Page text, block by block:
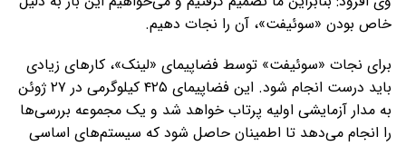
خاص بودن «سوئیفت»، آن را نجات دهیم.
برای نجات «سوئیفت» توسط فضاپیمای «لینک»، کارهای زیادی
باید درست انجام شود. این فضاپیمای ۴۲۵ کیلوگرمی در ۲۷ ژوئن
به مدار آزمایشی اولیه پرتاب خواهد شد و یک مجموعه بررسی‌ها
را انجام می‌دهد تا اطمینان حاصل شود که سیستم‌های اساسی